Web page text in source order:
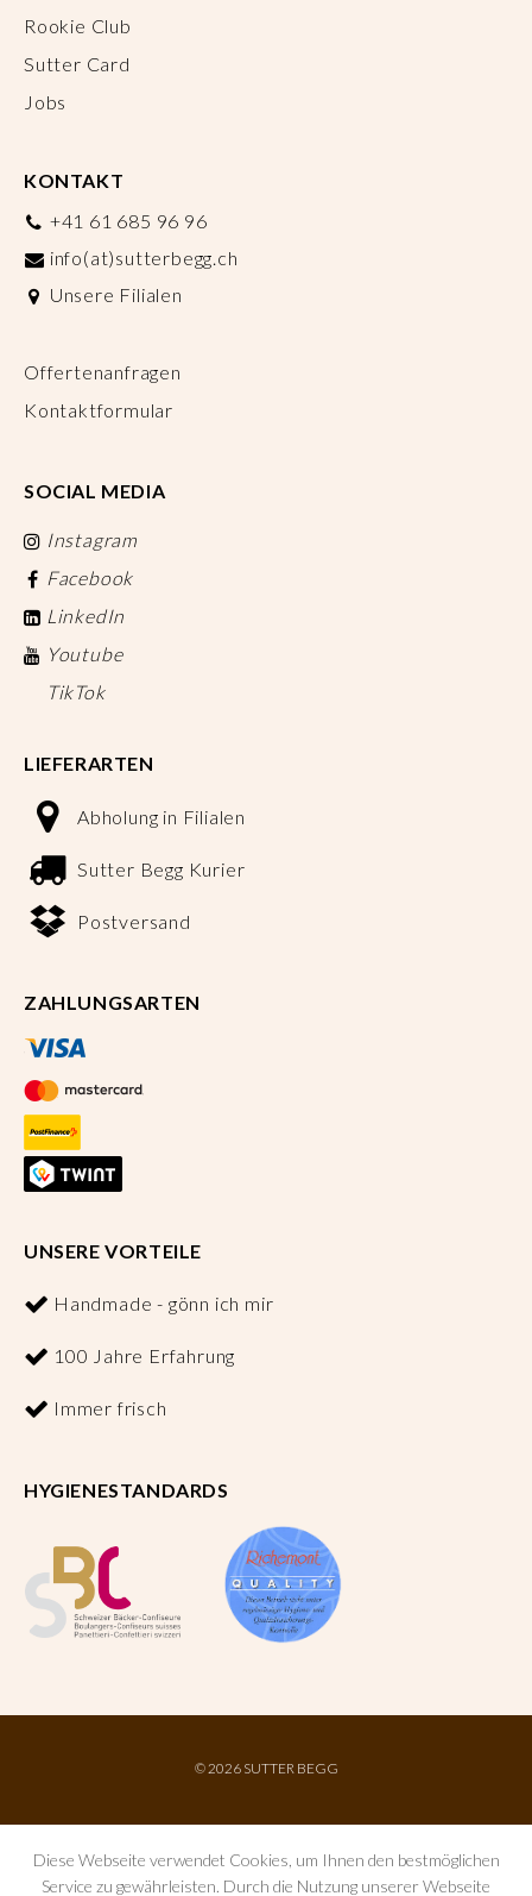
Rookie Club
Sutter Card
Jobs
KONTAKT
+41 61 685 96 96
info(at)sutterbegg.ch
Unsere Filialen
Offertenanfragen
Kontaktformular
SOCIAL MEDIA
Instagram
Facebook
LinkedIn
Youtube
TikTok
LIEFERARTEN
Abholung in Filialen
Sutter Begg Kurier
Postversand
ZAHLUNGSARTEN
UNSERE VORTEILE
Handmade - gönn ich mir
100 Jahre Erfahrung
Immer frisch
HYGIENESTANDARDS
© 2026 SUTTER BEGG
Diese Webseite verwendet Cookies, um Ihnen den bestmöglichen
Service zu gewährleisten. Durch die Nutzung unserer Webseite